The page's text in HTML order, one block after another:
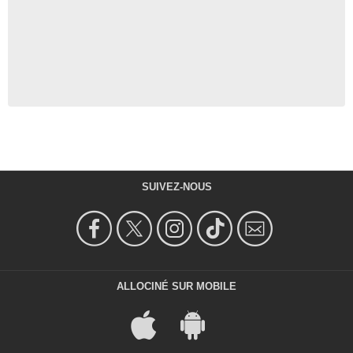
SUIVEZ-NOUS
ALLOCINÉ SUR MOBILE